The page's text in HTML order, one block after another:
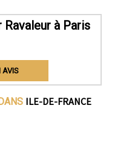
Ravaleur à Paris
AVIS
ILE-DE-FRANCE